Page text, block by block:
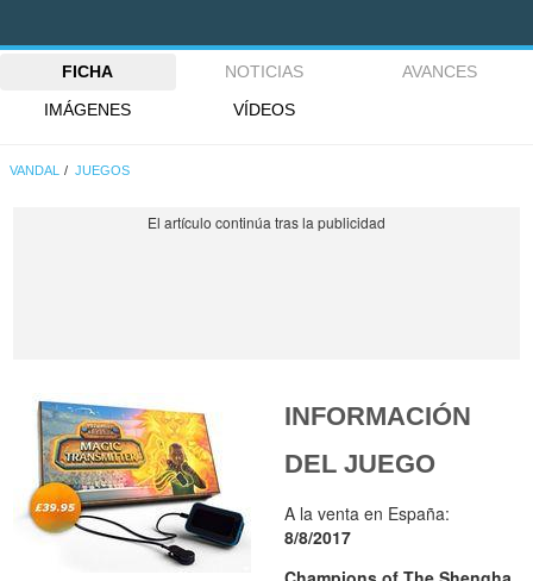
FICHA NOTICIAS
AVANCES
IMÁGENES
VÍDEOS
VANDAL JUEGOS
INFORMACIÓN
DEL JUEGO
A la venta en España:
8/8/2017